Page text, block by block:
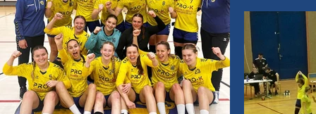
minut záp
více, než
velmi
útok. Naše
obranou
přehrávat,